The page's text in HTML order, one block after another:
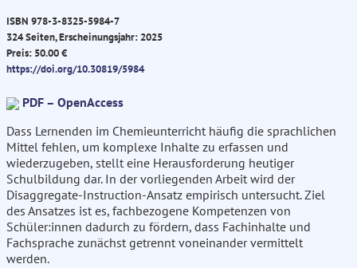
ISBN 978-3-8325-5984-7
324 Seiten, Erscheinungsjahr: 2025
Preis: 50.00 €
https://doi.org/10.30819/5984
PDF – OpenAccess
Dass Lernenden im Chemieunterricht häufig die sprachlichen
Mittel fehlen, um komplexe Inhalte zu erfassen und
wiederzugeben, stellt eine Herausforderung heutiger
Schulbildung dar. In der vorliegenden Arbeit wird der
Disaggregate-Instruction-Ansatz empirisch untersucht. Ziel
des Ansatzes ist es, fachbezogene Kompetenzen von
Schüler:innen dadurch zu fördern, dass Fachinhalte und
Fachsprache zunächst getrennt voneinander vermittelt
werden.